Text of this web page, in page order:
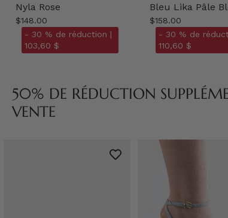
Nyla Rose
$148.00
- 30 % de réduction |
103,60 $
Bleu Lika Pâle
$158.00
- 30 % de
110,60 $
50% DE RÉDUCTION
VENTE